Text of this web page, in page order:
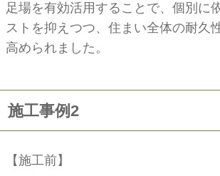
足場を有効活用することで、個別に
ストを抑えつつ、住まい全体の耐久
高められました。
施工事例2
【施工前】